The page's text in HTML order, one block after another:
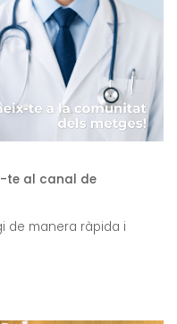
te al canal de
de manera ràpida i